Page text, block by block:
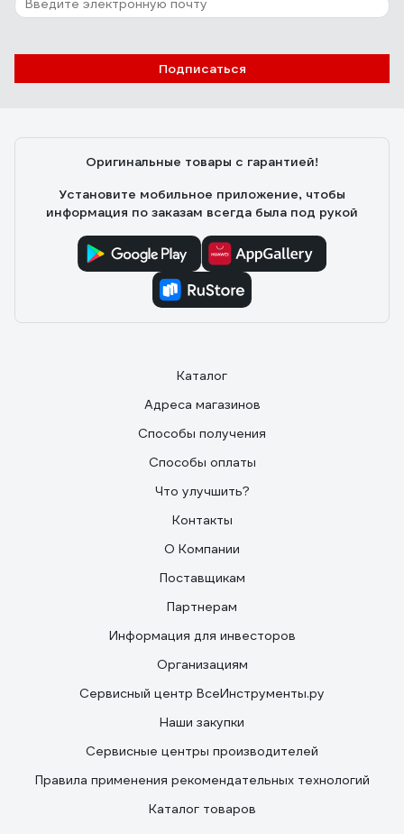
Подписаться
Оригинальные товары с гарантией!
Установите мобильное приложение, чтобы
информация по заказам всегда была под рукой
Каталог
Адреса магазинов
Способы получения
Способы оплаты
Что улучшить?
Контакты
О Компании
Поставщикам
Партнерам
Информация для инвесторов
Организациям
Сервисный центр ВсеИнструменты.ру
Наши закупки
Сервисные центры производителей
Правила применения рекомендательных технологий
Каталог товаров